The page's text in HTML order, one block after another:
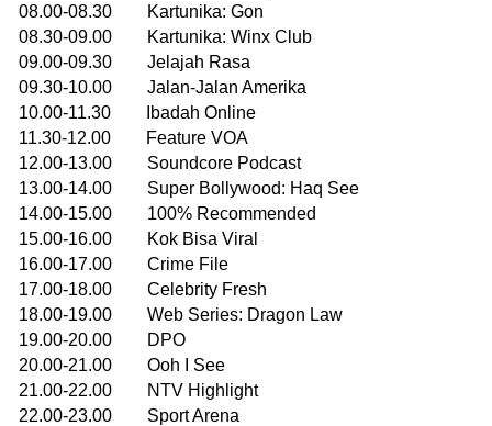
08.00-08.30 Kartunika: Gon
08.30-09.00 Kartunika: Winx Club
09.00-09.30 Jelajah Rasa
09.30-10.00 Jalan-Jalan Amerika
10.00-11.30 Ibadah Online
11.30-12.00 Feature VOA
12.00-13.00 Soundcore Podcast
13.00-14.00 Super Bollywood: Haq See
14.00-15.00 100% Recommended
15.00-16.00 Kok Bisa Viral
16.00-17.00 Crime File
17.00-18.00 Celebrity Fresh
18.00-19.00 Web Series: Dragon Law
19.00-20.00 DPO
20.00-21.00 Ooh I See
21.00-22.00 NTV Highlight
22.00-23.00 Sport Arena